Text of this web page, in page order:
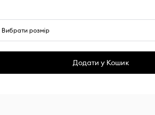
Вибрати розмір
Додати у Кошик